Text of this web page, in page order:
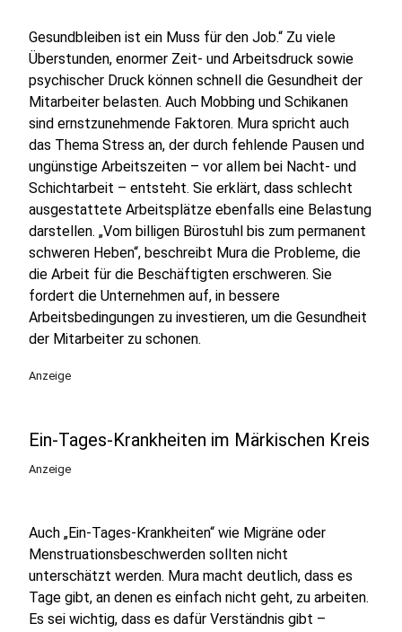
Gesundbleiben ist ein Muss für den Job.“ Zu viele
Überstunden, enormer Zeit- und Arbeitsdruck sowie
psychischer Druck können schnell die Gesundheit der
Mitarbeiter belasten. Auch Mobbing und Schikanen
sind ernstzunehmende Faktoren. Mura spricht auch
das Thema Stress an, der durch fehlende Pausen und
ungünstige Arbeitszeiten – vor allem bei Nacht- und
Schichtarbeit – entsteht. Sie erklärt, dass schlecht
ausgestattete Arbeitsplätze ebenfalls eine Belastung
darstellen. „Vom billigen Bürostuhl bis zum permanent
schweren Heben“, beschreibt Mura die Probleme, die
die Arbeit für die Beschäftigten erschweren. Sie
fordert die Unternehmen auf, in bessere
Arbeitsbedingungen zu investieren, um die Gesundheit
der Mitarbeiter zu schonen.
Anzeige
Ein-Tages-Krankheiten im Märkischen Kreis
Anzeige
Auch „Ein-Tages-Krankheiten“ wie Migräne oder
Menstruationsbeschwerden sollten nicht
unterschätzt werden. Mura macht deutlich, dass es
Tage gibt, an denen es einfach nicht geht, zu arbeiten.
Es sei wichtig, dass es dafür Verständnis gibt –